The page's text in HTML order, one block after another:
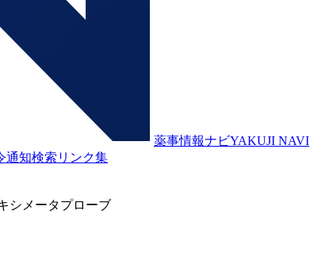
薬事情報ナビYAKUJI NAVI
通知検索 リンク集
シメータプローブ